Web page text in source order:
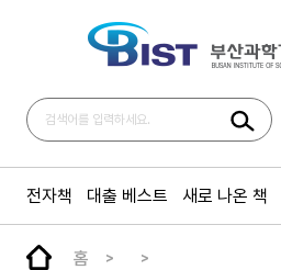
전자책 대출 베스트 새로 나온 책
홈